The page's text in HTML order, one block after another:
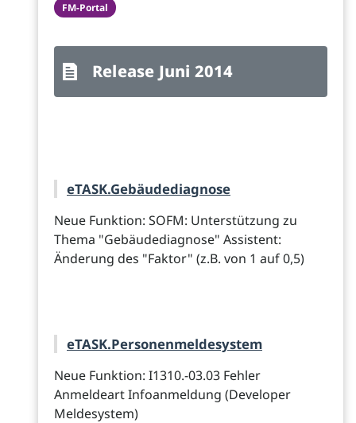
FM-Portal
Release Juni 2014
eTASK.Gebäudediagnose
Neue Funktion: SOFM: Unterstützung zu
Thema "Gebäudediagnose" Assistent:
Änderung des "Faktor" (z.B. von 1 auf 0,5)
eTASK.Personenmeldesystem
Neue Funktion: I1310.-03.03 Fehler
Anmeldeart Infoanmeldung (Developer
Meldesystem)